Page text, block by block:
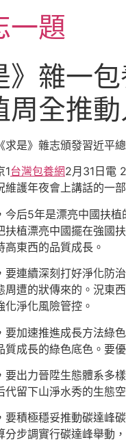
一題
》雜一
周全推
求是》雜志頒發習近平
1台灣包養網2月31日電
維護年夜會上講話的一
今后5年是漂亮中國扶
扶植漂亮中國擺在強國
高東西的品質成長。
要連續深刻打好淨化防
周遭的狀傳來的。況東
化淨化風險管控。
要加速推進成長方法綠
質成長的綠色底色。要
要出力晉陞生態體系多
代留下山淨水秀的生態
要積極穩妥推動碳達峰
分步調實行碳達峰舉動